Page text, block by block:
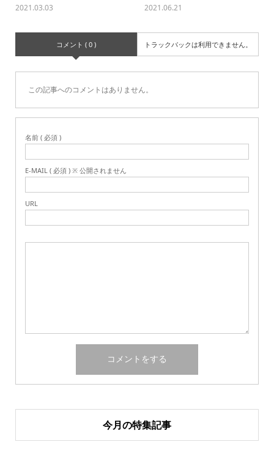
2021.03.03 2021.06.21
コメント ( 0 ) トラックバックは利用できません。
この記事へのコメントはありません。
名前 ( 必須 )
E-MAIL ( 必須 ) ※ 公開されません
URL
今月の特集記事